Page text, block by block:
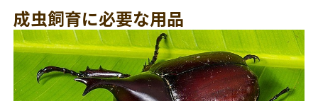
成虫飼育に必要な用品